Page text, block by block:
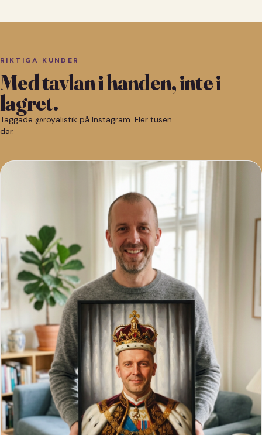
RIKTIGA KUNDER
Med tavlan i handen, inte i
lagret.
Taggade @royalistik på Instagram. Fler tusen
där.